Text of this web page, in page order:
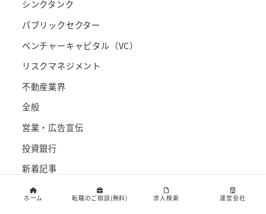
シンクタンク
パブリックセクター
ベンチャーキャピタル（VC）
リスクマネジメント
不動産業界
全般
営業・広告宣伝
投資銀行
新着記事
監査法人
ホーム 転職のご相談(無料) 求人検索 運営会社